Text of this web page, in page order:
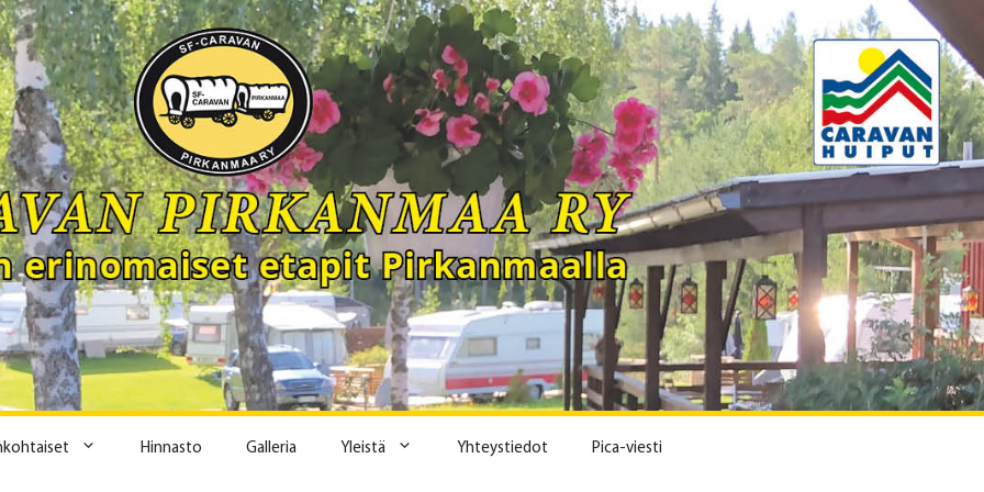
Hinnasto Galleria Yleistä Yhteystiedot Pica-viesti